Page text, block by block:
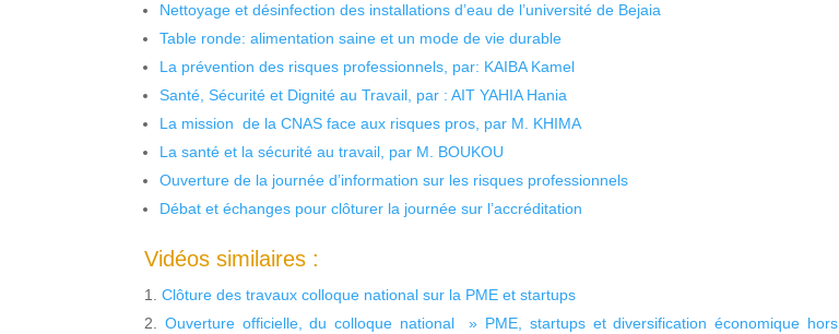
Nettoyage et désinfection des installations d’eau de l’université de Bejaia
Table ronde: alimentation saine et un mode de vie durable
La prévention des risques professionnels, par: KAIBA Kamel
Santé, Sécurité et Dignité au Travail, par : AIT YAHIA Hania
La mission de la CNAS face aux risques pros, par M. KHIMA
La santé et la sécurité au travail, par M. BOUKOU
Ouverture de la journée d’information sur les risques professionnels
Débat et échanges pour clôturer la journée sur l’accréditation
Vidéos similaires :
Clôture des travaux colloque national sur la PME et startups
Ouverture officielle, du colloque national » PME, startups et diversification économique hors